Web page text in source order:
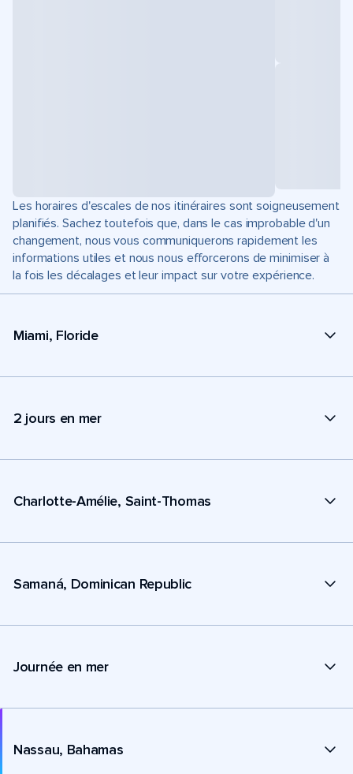
Les horaires d'escales de nos itinéraires sont soigneusement
planifiés. Sachez toutefois que, dans le cas improbable d'un
changement, nous vous communiquerons rapidement les
informations utiles et nous nous efforcerons de minimiser à
la fois les décalages et leur impact sur votre expérience.
Miami, Floride
2 jours en mer
Charlotte-Amélie, Saint-Thomas
Samaná, Dominican Republic
Journée en mer
Nassau, Bahamas